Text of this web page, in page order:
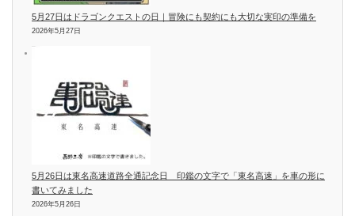
5月27日はドラゴンクエストの日｜冒険にも契約にも大切な実印の準備を
2026年5月27日
5月26日は東名高速道路全通記念日 印鑑の文字で「東名高速」を車の形に
書いてみました
2026年5月26日